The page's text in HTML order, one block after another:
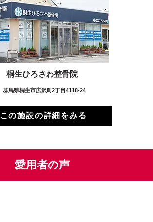
桐生ひろさわ整骨院
群馬県桐生市広沢町2丁目4118-24
この施設の詳細をみる
愛用者の声